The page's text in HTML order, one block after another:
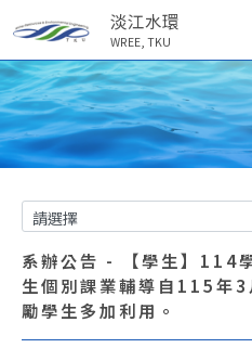
淡江水環
WREE, TKU
系辦公告 - 【學生】114
生個別課業輔導自115年
勵學生多加利用。